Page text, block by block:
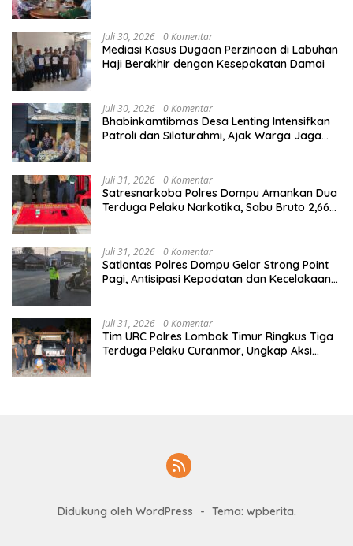
Juli 30, 2026 0 Komentar
Mediasi Kasus Dugaan Perzinaan di Labuhan
Haji Berakhir dengan Kesepakatan Damai
Juli 30, 2026 0 Komentar
Bhabinkamtibmas Desa Lenting Intensifkan
Patroli dan Silaturahmi, Ajak Warga Jaga
Juli 31, 2026 0 Komentar
Satresnarkoba Polres Dompu Amankan Dua
Terduga Pelaku Narkotika, Sabu Bruto 2,66
Juli 31, 2026 0 Komentar
Satlantas Polres Dompu Gelar Strong Point
Pagi, Antisipasi Kepadatan dan Kecelakaan
Juli 31, 2026 0 Komentar
Tim URC Polres Lombok Timur Ringkus Tiga
Terduga Pelaku Curanmor, Ungkap Aksi
Didukung oleh WordPress - Tema: wpberita.